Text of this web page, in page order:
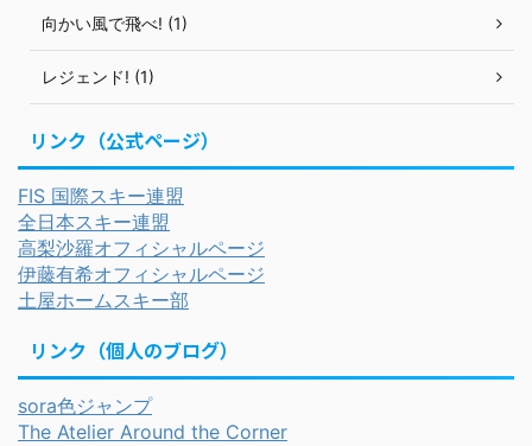
向かい風で飛べ! (1)
レジェンド! (1)
リンク（公式ページ）
FIS 国際スキー連盟
全日本スキー連盟
高梨沙羅オフィシャルページ
伊藤有希オフィシャルページ
土屋ホームスキー部
リンク（個人のブログ）
sora色ジャンプ
The Atelier Around the Corner